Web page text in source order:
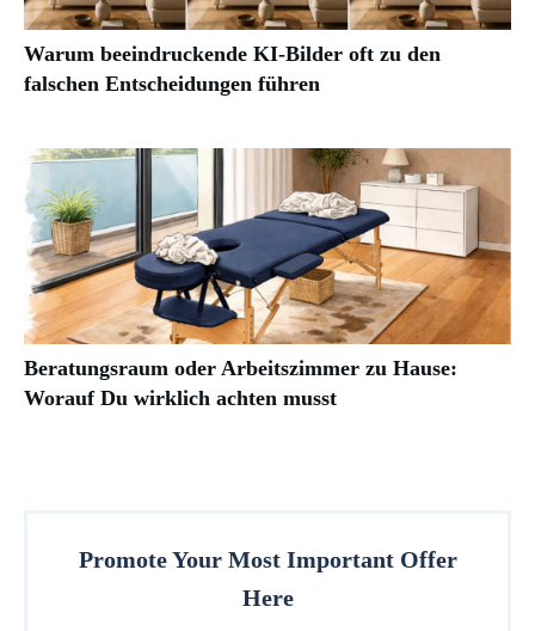
Warum beeindruckende KI-Bilder oft zu den
falschen Entscheidungen führen
Beratungsraum oder Arbeitszimmer zu Hause:
Worauf Du wirklich achten musst
Promote Your Most Important Offer
Here